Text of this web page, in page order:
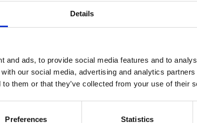
Details
and ads, to provide social media features and to
our social media, advertising and analytics
to them or that they’ve collected from your use of their
Preferences Statistics
a salsas y platos de pasta
y su sabor intenso pueden
para untar estilo pizzaiola, un topping para
el puré se convierte en
los finger foods más queridos. El puré les